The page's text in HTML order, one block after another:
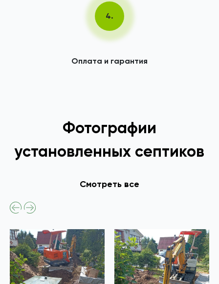
4.
Оплата и гарантия
Фотографии
установленных септиков
Смотреть все